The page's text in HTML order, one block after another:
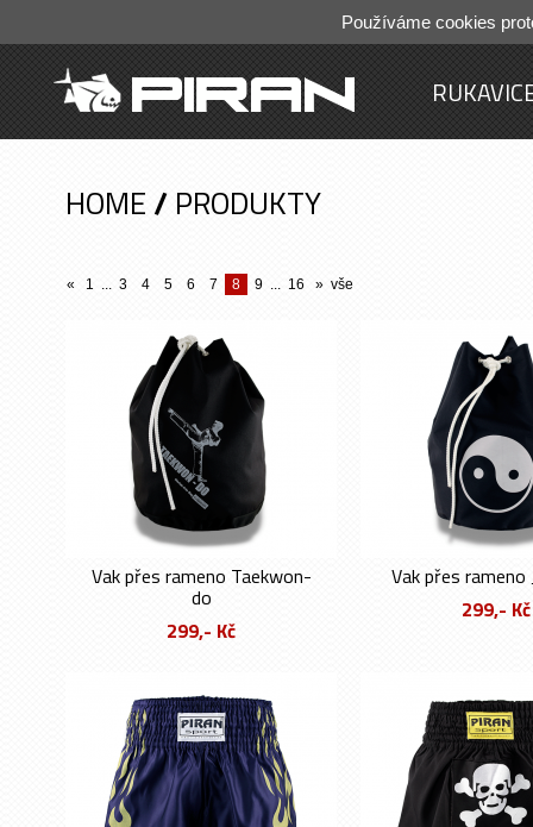
Používáme cookies
HOME / PRODUKTY
« 1 ... 3 4 5 6 7 8 9 ... 16 » vše
Vak přes rameno Taekwon-
do
299,- Kč
Vak přes rameno
299,- Kč